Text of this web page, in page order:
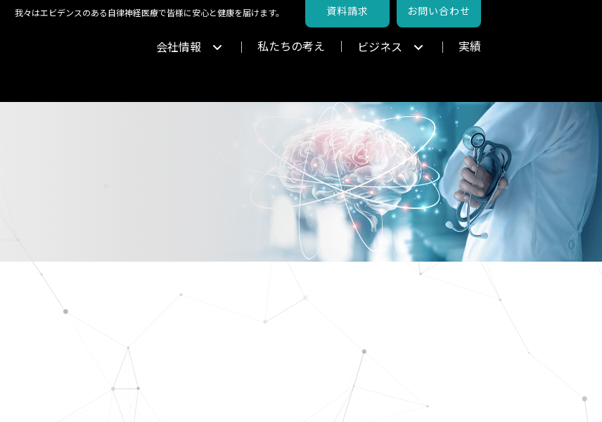
我々はエビデンスのある自律神経医療で皆様に安心と健康を届けます。 資料請求 お問い合わせ
会社情報 私たちの考え ビジネス 実績